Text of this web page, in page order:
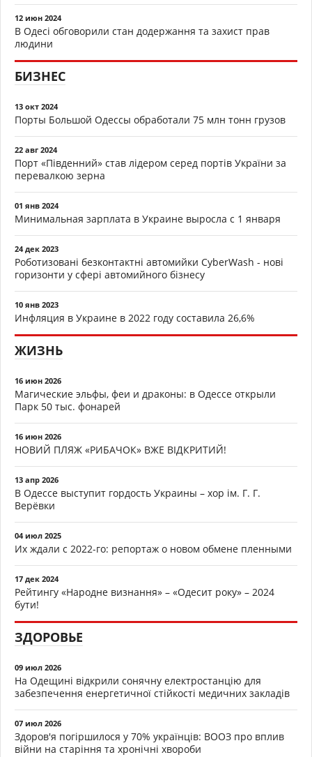
12 июн 2024
В Одесі обговорили стан додержання та захист прав
людини
БИЗНЕС
13 окт 2024
Порты Большой Одессы обработали 75 млн тонн грузов
22 авг 2024
Порт «Південний» став лідером серед портів України за
перевалкою зерна
01 янв 2024
Минимальная зарплата в Украине выросла с 1 января
24 дек 2023
Роботизовані безконтактні автомийки CyberWash - нові
горизонти у сфері автомийного бізнесу
10 янв 2023
Инфляция в Украине в 2022 году составила 26,6%
ЖИЗНЬ
16 июн 2026
Магические эльфы, феи и драконы: в Одессе открыли
Парк 50 тыс. фонарей
16 июн 2026
НОВИЙ ПЛЯЖ «РИБАЧОК» ВЖЕ ВІДКРИТИЙ!
13 апр 2026
В Одессе выступит гордость Украины – хор ім. Г. Г.
Верёвки
04 июл 2025
Их ждали с 2022-го: репортаж о новом обмене пленными
17 дек 2024
Рейтингу «Народне визнання» – «Одесит року» – 2024
бути!
ЗДОРОВЬЕ
09 июл 2026
На Одещині відкрили сонячну електростанцію для
забезпечення енергетичної стійкості медичних закладів
07 июл 2026
Здоров'я погіршилося у 70% українців: ВООЗ про вплив
війни на старіння та хронічні хвороби